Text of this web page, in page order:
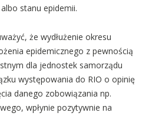
stanu epidemii.
że wydłużenie okresu
epidemicznego z pewnością
dla jednostek samorządu
występowania do RIO o opinię
danego zobowiązania np.
wpłynie pozytywnie na